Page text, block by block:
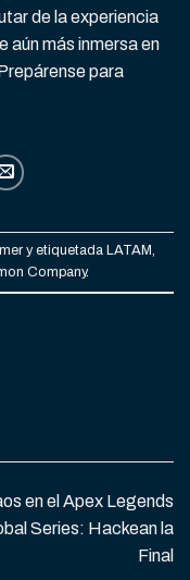
de la experiencia
aún más inmersa en
para
y etiquetada LATAM,
Company.
en el Apex Legends
Series: Hackean la
Final